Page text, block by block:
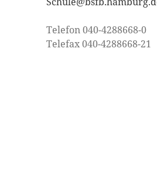
Telefon 040-4288668-0
Telefax 040-4288668-21